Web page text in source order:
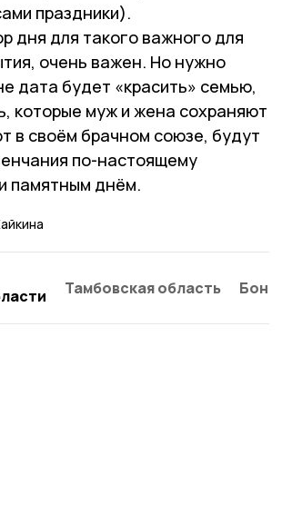
праздники).
дня для такого важного для
очень важен. Но нужно
дата будет «красить» семью,
которые муж и жена сохраняют
в своём брачном союзе, будут
по-настоящему
памятным днём.
Тамбовская область